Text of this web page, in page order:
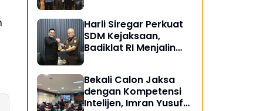
Harli Siregar Perkuat
SDM Kejaksaan,
Badiklat RI Menjalin
Bekali Calon Jaksa
dengan Kompetensi
Intelijen, Imran Yusuf